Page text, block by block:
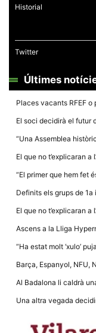
Historial
Twitter
Últimes
Places vacants RFEF
El soci decidirà el futur
“Una Assemblea
El que no t’explicaran a
“El primer que hem fet
Definits els grups de 1a
El que no t’explicaran a
Ascens a la Lliga
“Ha estat molt ‘xulo’
Barça, Espanyol, NFU,
Al Badalona li caldrà
Una altra vegada